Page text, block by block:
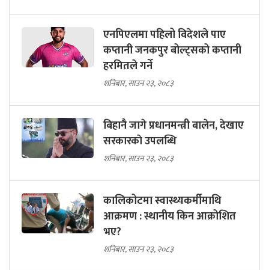
एनपिएलमा पहिलो विदेशले पाए
कप्तानी जनकपुर बोल्ट्सको कप्तानी
हरमितले गर्ने
शनिबार, साउन २३, २०८३
बिहानै जागे प्रधानमन्त्री बालेन, देखाए
सरकारकाे उपलब्धि
शनिबार, साउन २३, २०८३
कालिकोटमा स्वास्थ्यकर्मीमाथि
आक्रमण : स्थानीय किन आक्रोशित
भए?
शनिबार, साउन २३, २०८३